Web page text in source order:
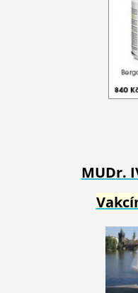
MUDr.